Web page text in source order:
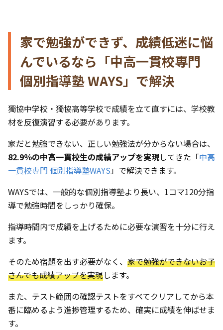
家で勉強ができず、成績低迷に悩
んでいるなら「中高一貫校専門
個別指導塾 WAYS」で解決
獨協中学校・獨協高等学校で成績を立て直すには、学校教
材を反復演習する必要があります。
家だと勉強できない、正しい勉強法が分からない場合は、
82.9％の中高一貫校生の成績アップを実現してきた「中高
一貫校専門 個別指導塾WAYS」で解決できます。
WAYSでは、一般的な個別指導塾より長い、1コマ120分指
導で勉強時間をしっかり確保。
指導時間内で成績を上げるために必要な演習を十分に行え
ます。
そのため宿題を出す必要がなく、 家で勉強ができないお子
さんでも成績アップを実現します。
また、テスト範囲の確認テストをすべてクリアしてから本
番に臨めるよう進捗管理するため、確実に成績を伸ばせま
す。